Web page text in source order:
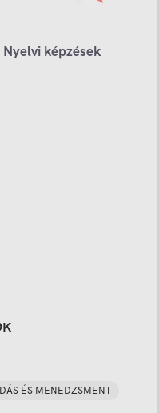
Nyelvi képzések
ÉS MENEDZSMENT